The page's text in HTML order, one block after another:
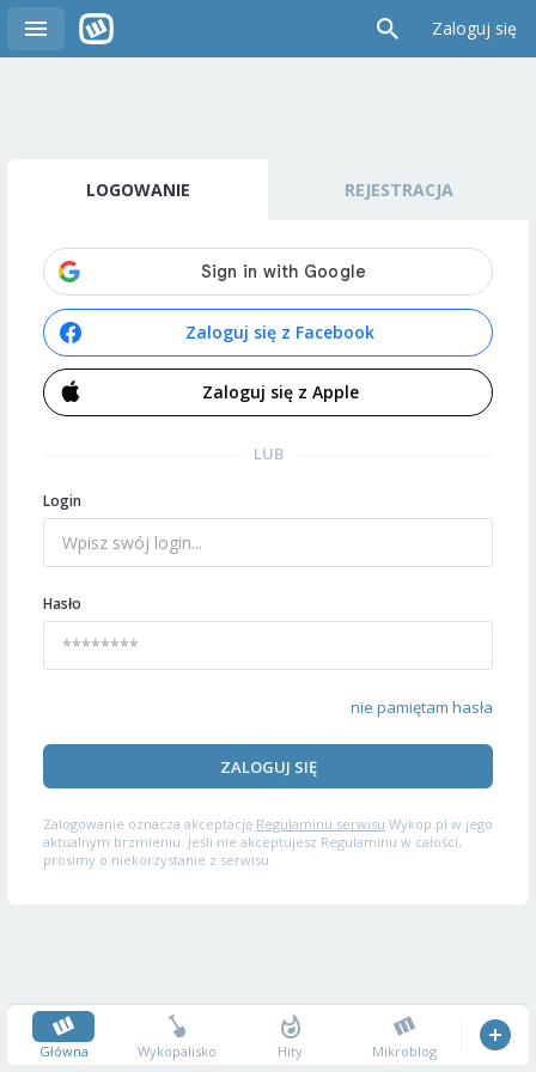
Zaloguj się
LOGOWANIE REJESTRACJA
Zaloguj się z Facebook
Zaloguj się z Apple
LUB
Login
Hasło
nie pamiętam hasła
ZALOGUJ SIĘ
Zalogowanie oznacza akceptację Regulaminu serwisu Wykop.pl w jego
aktualnym brzmieniu. Jeśli nie akceptujesz Regulaminu w całości,
prosimy o niekorzystanie z serwisu.
Główna Wykopalisko Hity Mikroblog